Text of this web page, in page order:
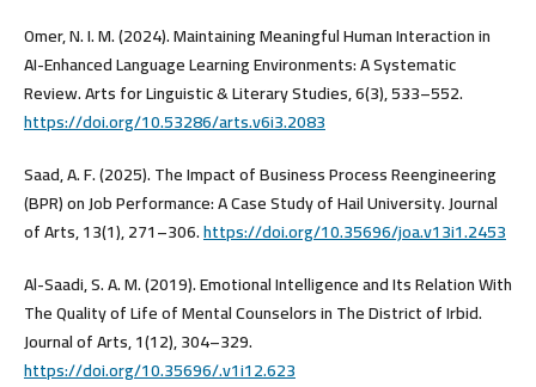
Omer, N. I. M. (2024). Maintaining Meaningful Human Interaction in
AI-Enhanced Language Learning Environments: A Systematic
Review. Arts for Linguistic & Literary Studies, 6(3), 533–552.
https://doi.org/10.53286/arts.v6i3.2083
Saad, A. F. (2025). The Impact of Business Process Reengineering
(BPR) on Job Performance: A Case Study of Hail University. Journal
of Arts, 13(1), 271–306.https://doi.org/10.35696/joa.v13i1.2453
Al-Saadi, S. A. M. (2019). Emotional Intelligence and Its Relation With
The Quality of Life of Mental Counselors in The District of Irbid.
Journal of Arts, 1(12), 304–329.
https://doi.org/10.35696/.v1i12.623